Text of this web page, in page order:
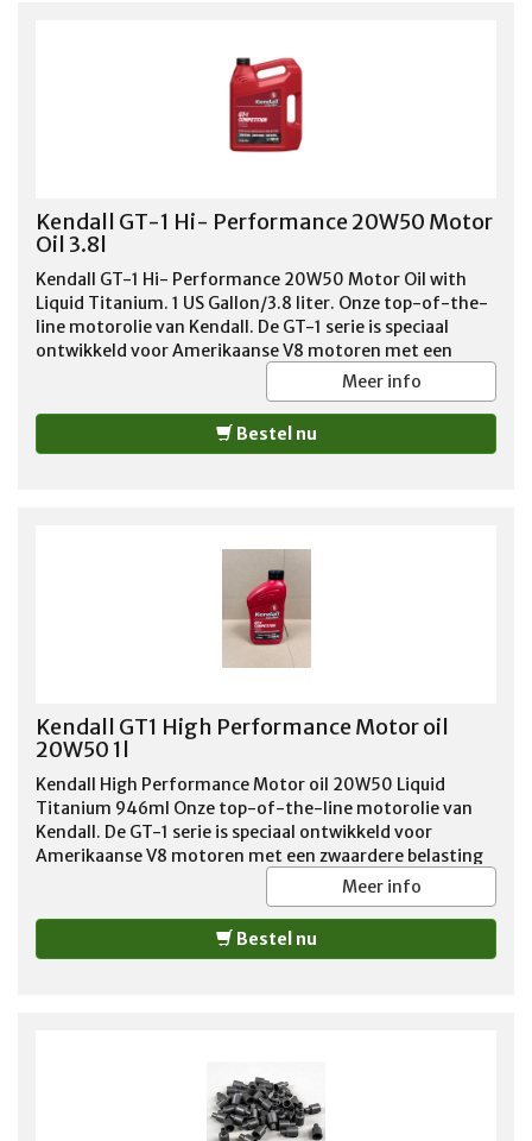
Kendall GT-1 Hi- Performance 20W50 Motor
Oil 3.8l
Kendall GT-1 Hi- Performance 20W50 Motor Oil with
Liquid Titanium. 1 US Gallon/3.8 liter. Onze top-of-the-
line motorolie van Kendall. De GT-1 serie is speciaal
ontwikkeld voor Amerikaanse V8 motoren met een
zwaardere belasting of groter vermogen. De speciale
toevoegingen, zoals onder meer een verhoogd zink
gehalte, garandeert motorsmering onder zware
bedrijfsomstandigheden. Overigens adviseren wij deze
Meer info
Bestel nu
Kendall GT1 High Performance Motor oil
20W50 1l
Kendall High Performance Motor oil 20W50 Liquid
Titanium 946ml Onze top-of-the-line motorolie van
Kendall. De GT-1 serie is speciaal ontwikkeld voor
Amerikaanse V8 motoren met een zwaardere belasting
of groter vermogen. De speciale toevoegingen, zoals
onder meer een verhoogd zink gehalte, garandeert
motorsmering onder zware bedrijfsomstandigheden.
Overigens adviseren wij deze motorolie ook voor de
Meer info
Bestel nu